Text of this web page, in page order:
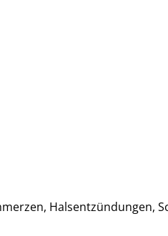
Halsentzündungen,